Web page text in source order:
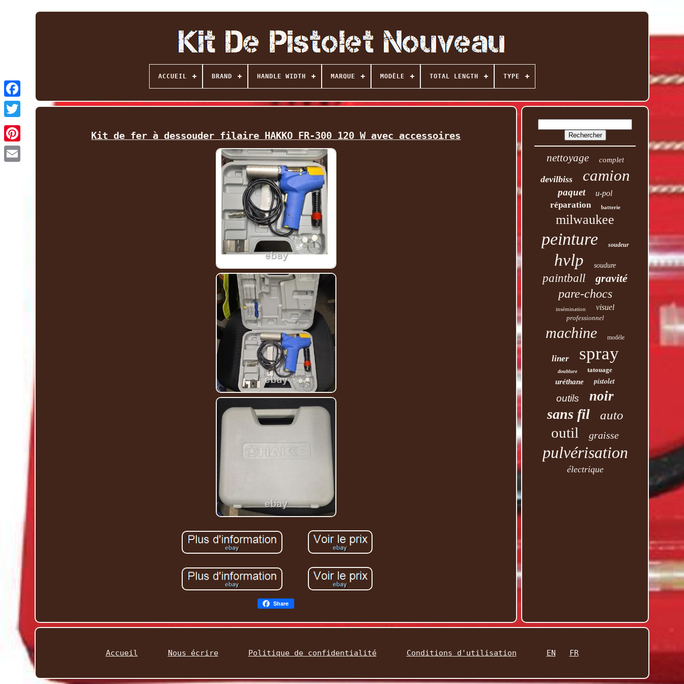
Facebook
Twitter
ACCUEIL BRAND HANDLE WIDTH MARQUE MODÈLE TOTAL LENGTH TYPE
Kit de fer à dessouder filaire HAKKO FR-300 120 W avec accessoires
Share
nettoyage complet
devilbiss camion
paquet u-pol
réparation batterie
milwaukee
peinture soudeur
hvlp soudure
paintball gravité
pare-chocs
insémination visuel
professionnel
machine modèle
liner spray
doublure tatouage
uréthane pistolet
outils noir
sans fil auto
outil graisse
pulvérisation
électrique
Accueil Nous écrire Politique de confidentialité Conditions d'utilisation EN FR